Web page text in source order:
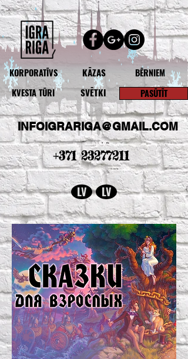
INFOIGRARIGA@GMAIL.COM
KORPORATĪVS BĒRNIEM
KĀZAS
SVĒTKI
KVESTA TŪRI PASŪTĪT
+371 23277211
LV LV